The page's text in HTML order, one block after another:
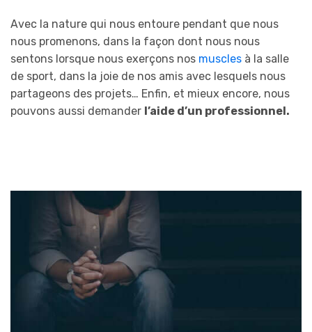
Avec la nature qui nous entoure pendant que nous
nous promenons, dans la façon dont nous nous
sentons lorsque nous exerçons nos muscles à la salle
de sport, dans la joie de nos amis avec lesquels nous
partageons des projets… Enfin, et mieux encore, nous
pouvons aussi demander l’aide d’un professionnel.